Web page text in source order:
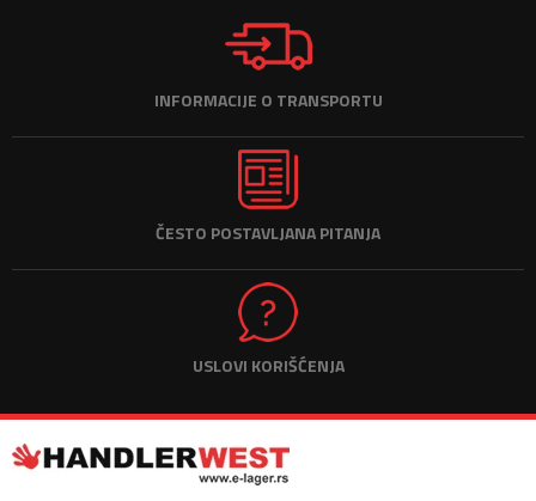
INFORMACIJE O TRANSPORTU
ČESTO POSTAVLJANA PITANJA
USLOVI KORIŠĆENJA